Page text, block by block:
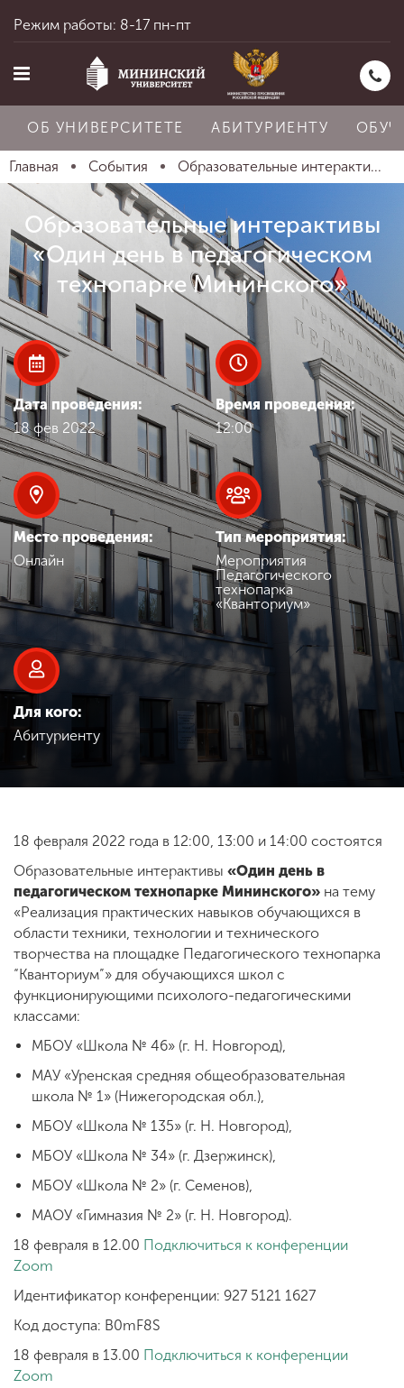
Главная
Об университете
Абитуриенту
Обучение
Наука
Международная
деятельность
Другие виды
деятельности
Студенческая жизнь
Сведения об
образовательной
ENG SPN CHI
Приемная
комиссия
+7 (831) 262-26-20
Режим работы: 8-17 пн-пт
ОБ УНИВЕРСИТЕТЕ АБИТУРИЕНТУ
Главная События Образовательные интеракти...
Образовательные интерактивы
«Один день в педагогическом
технопарке Мининского»
Дата проведения:
18 фев 2022
Время проведения:
12:00
Место проведения:
Онлайн
Тип мероприятия:
Мероприятия
Педагогического
технопарка
«Кванториум»
Для кого:
Абитуриенту
18 февраля 2022 года в 12:00, 13:00 и 14:00 состоятся
Образовательные интерактивы «Один день в
педагогическом технопарке Мининского» на тему
«Реализация практических навыков обучающихся в
области техники, технологии и технического
творчества на площадке Педагогического технопарка
“Кванториум”» для обучающихся школ с
функционирующими психолого-педагогическими
классами:
МБОУ «Школа № 46» (г. Н. Новгород),
МАУ «Уренская средняя общеобразовательная
школа № 1» (Нижегородская обл.),
МБОУ «Школа № 135» (г. Н. Новгород),
МБОУ «Школа № 34» (г. Дзержинск),
МБОУ «Школа № 2» (г. Семенов),
МАОУ «Гимназия № 2» (г. Н. Новгород).
18 февраля в 12.00 Подключиться к конференции
Zoom
Идентификатор конференции: 927 5121 1627
Код доступа: B0mF8S
18 февраля в 13.00 Подключиться к конференции
Zoom